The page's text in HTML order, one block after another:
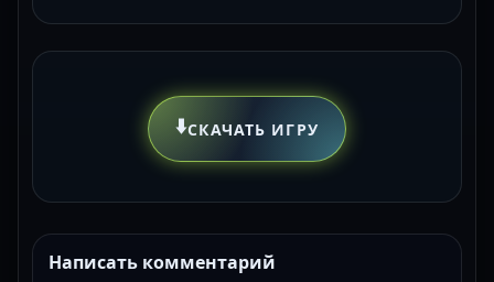
⬇️СКАЧАТЬ ИГРУ
Написать комментарий